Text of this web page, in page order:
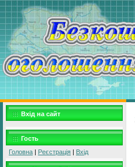
Вхід на сайт
Гость
Головна | Реєстрація | Вхід